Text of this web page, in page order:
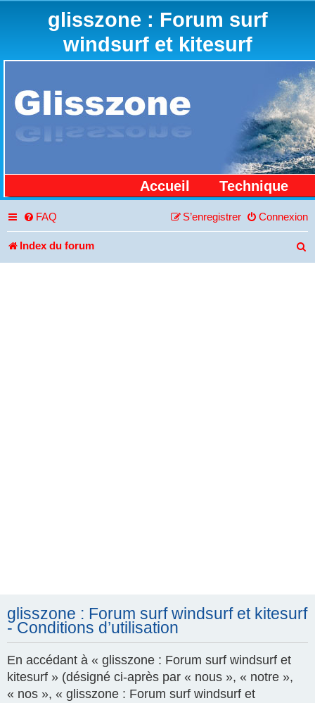
glisszone : Forum surf
windsurf et kitesurf
Accueil Technique
FAQ Connexion
S’enregistrer
Index du forum
glisszone : Forum surf windsurf et kitesurf
- Conditions d’utilisation
En accédant à « glisszone : Forum surf windsurf et
kitesurf » (désigné ci-après par « nous », « notre »,
« nos », « glisszone : Forum surf windsurf et